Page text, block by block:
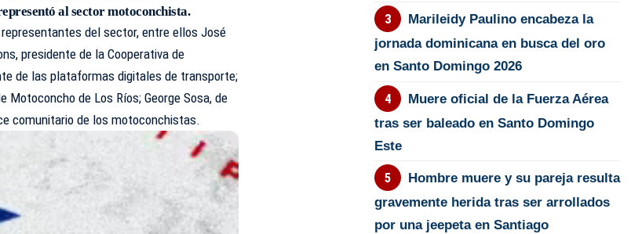
al sector motoconchista.
del sector, entre ellos José
presidente de la Cooperativa de
de las plataformas digitales de transporte;
Motoconcho de Los Ríos; George Sosa, de
comunitario de los motoconchistas.
Marileidy Paulino encabeza la
jornada dominicana en busca del oro
en Santo Domingo 2026
Muere oficial de la Fuerza Aérea
tras ser baleado en Santo Domingo
Este
Hombre muere y su pareja resulta
gravemente herida tras ser arrollados
por una jeepeta en Santiago